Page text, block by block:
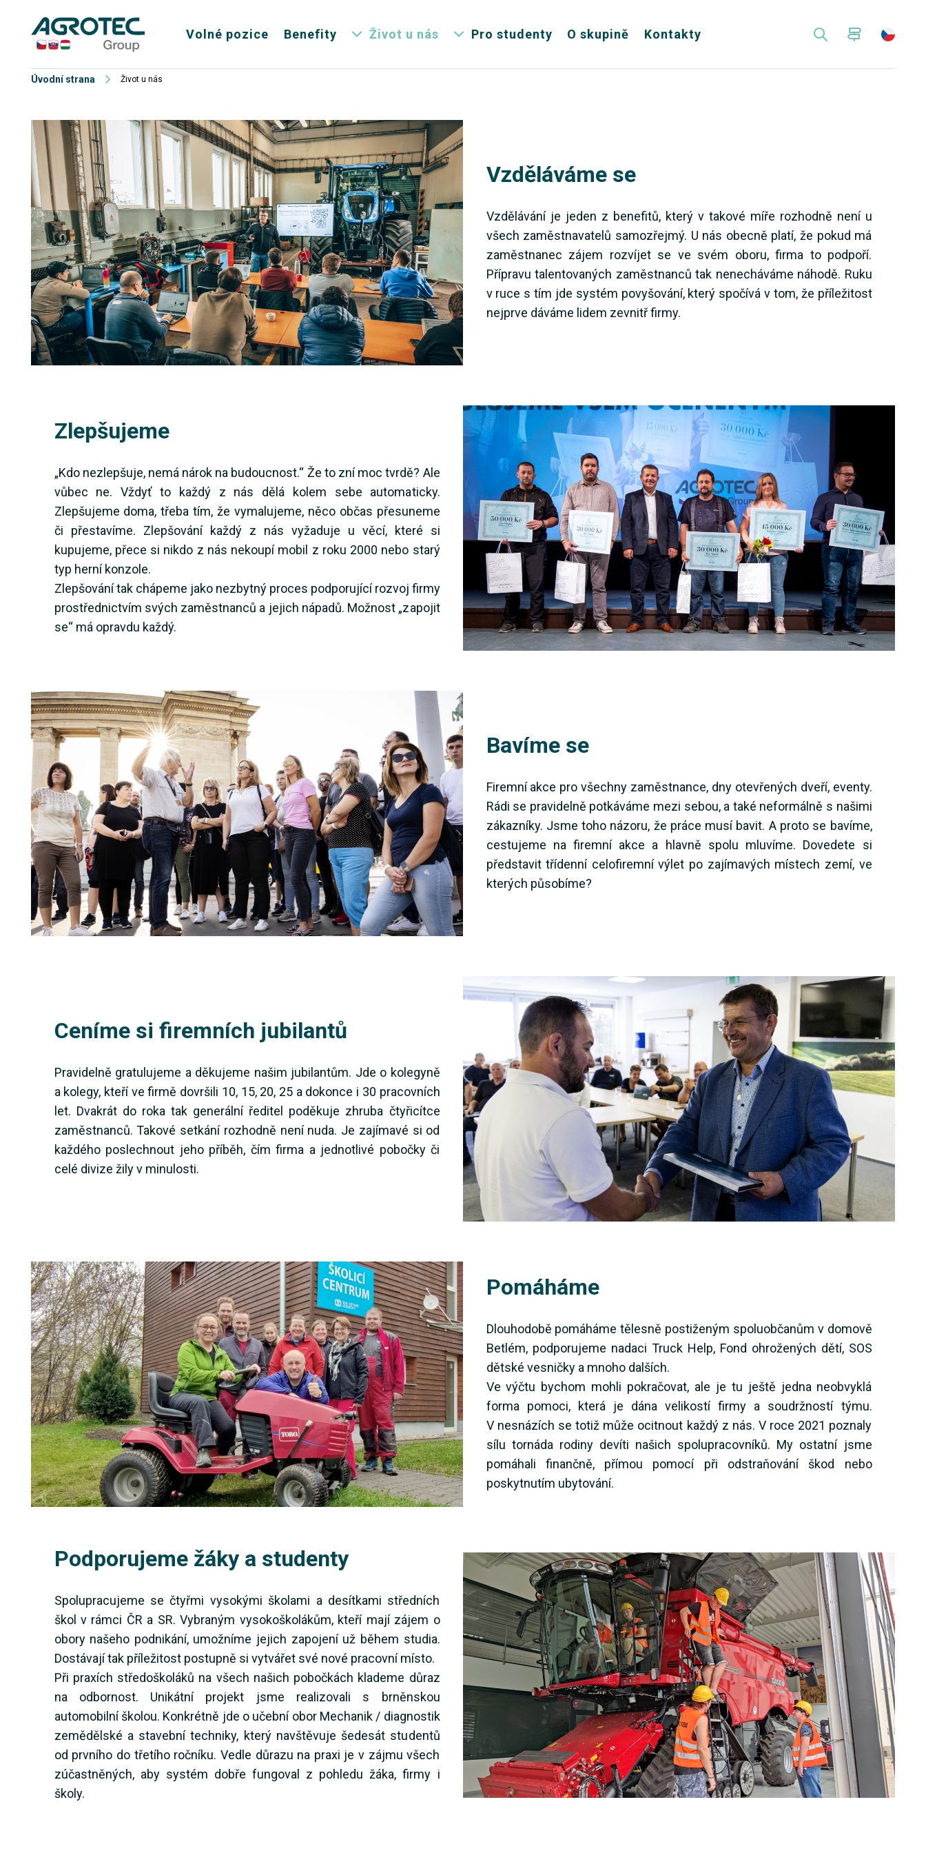
Volné pozice Benefity Život u nás Pro studenty O skupině Kontakty
Úvodní strana Život u nás
Vzděláváme se
Vzdělávání je jeden z benefitů, který v takové míře rozhodně není u
všech zaměstnavatelů samozřejmý. U nás obecně platí, že pokud má
zaměstnanec zájem rozvíjet se ve svém oboru, firma to podpoří.
Přípravu talentovaných zaměstnanců tak nenecháváme náhodě. Ruku
v ruce s tím jde systém povyšování, který spočívá v tom, že příležitost
nejprve dáváme lidem zevnitř firmy.
Zlepšujeme
„Kdo nezlepšuje, nemá nárok na budoucnost.“ Že to zní moc tvrdě? Ale
vůbec ne. Vždyť to každý z nás dělá kolem sebe automaticky.
Zlepšujeme doma, třeba tím, že vymalujeme, něco občas přesuneme
či přestavíme. Zlepšování každý z nás vyžaduje u věcí, které si
kupujeme, přece si nikdo z nás nekoupí mobil z roku 2000 nebo starý
typ herní konzole.
Zlepšování tak chápeme jako nezbytný proces podporující rozvoj firmy
prostřednictvím svých zaměstnanců a jejich nápadů. Možnost „zapojit
se“ má opravdu každý.
Bavíme se
Firemní akce pro všechny zaměstnance, dny otevřených dveří, eventy.
Rádi se pravidelně potkáváme mezi sebou, a také neformálně s našimi
zákazníky. Jsme toho názoru, že práce musí bavit. A proto se bavíme,
cestujeme na firemní akce a hlavně spolu mluvíme. Dovedete si
představit třídenní celofiremní výlet po zajímavých místech zemí, ve
kterých působíme?
Ceníme si firemních jubilantů
Pravidelně gratulujeme a děkujeme našim jubilantům. Jde o kolegyně
a kolegy, kteří ve firmě dovršili 10, 15, 20, 25 a dokonce i 30 pracovních
let. Dvakrát do roka tak generální ředitel poděkuje zhruba čtyřicítce
zaměstnanců. Takové setkání rozhodně není nuda. Je zajímavé si od
každého poslechnout jeho příběh, čím firma a jednotlivé pobočky či
celé divize žily v minulosti.
Pomáháme
Dlouhodobě pomáháme tělesně postiženým spoluobčanům v domově
Betlém, podporujeme nadaci Truck Help, Fond ohrožených dětí, SOS
dětské vesničky a mnoho dalších.
Ve výčtu bychom mohli pokračovat, ale je tu ještě jedna neobvyklá
forma pomoci, která je dána velikostí firmy a soudržností týmu.
V nesnázích se totiž může ocitnout každý z nás. V roce 2021 poznaly
sílu tornáda rodiny devíti našich spolupracovníků. My ostatní jsme
pomáhali finančně, přímou pomocí při odstraňování škod nebo
poskytnutím ubytování.
Podporujeme žáky a studenty
Spolupracujeme se čtyřmi vysokými školami a desítkami středních
škol v rámci ČR a SR. Vybraným vysokoškolákům, kteří mají zájem o
obory našeho podnikání, umožníme jejich zapojení už během studia.
Dostávají tak příležitost postupně si vytvářet své nové pracovní místo.
Při praxích středoškoláků na všech našich pobočkách klademe důraz
na odbornost. Unikátní projekt jsme realizovali s brněnskou
automobilní školou. Konkrétně jde o učební obor Mechanik / diagnostik
zemědělské a stavební techniky, který navštěvuje šedesát studentů
od prvního do třetího ročníku. Vedle důrazu na praxi je v zájmu všech
zúčastněných, aby systém dobře fungoval z pohledu žáka, firmy i
školy.